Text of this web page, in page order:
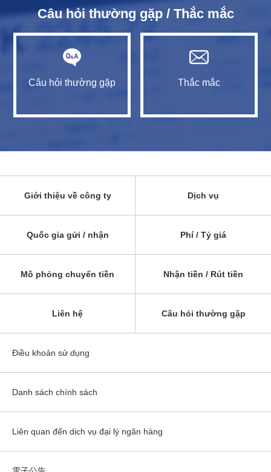
Câu hỏi thường gặp / Thắc mắc
Câu hỏi thường gặp Thắc mắc
Giới thiệu về công ty Dịch vụ
Quốc gia gửi / nhận Phí / Tỷ giá
Mô phỏng chuyển tiền Nhận tiền / Rút tiền
Liên hệ Câu hỏi thường gặp
Điều khoản sử dụng
Danh sách chính sách
Liên quan đến dịch vụ đại lý ngân hàng